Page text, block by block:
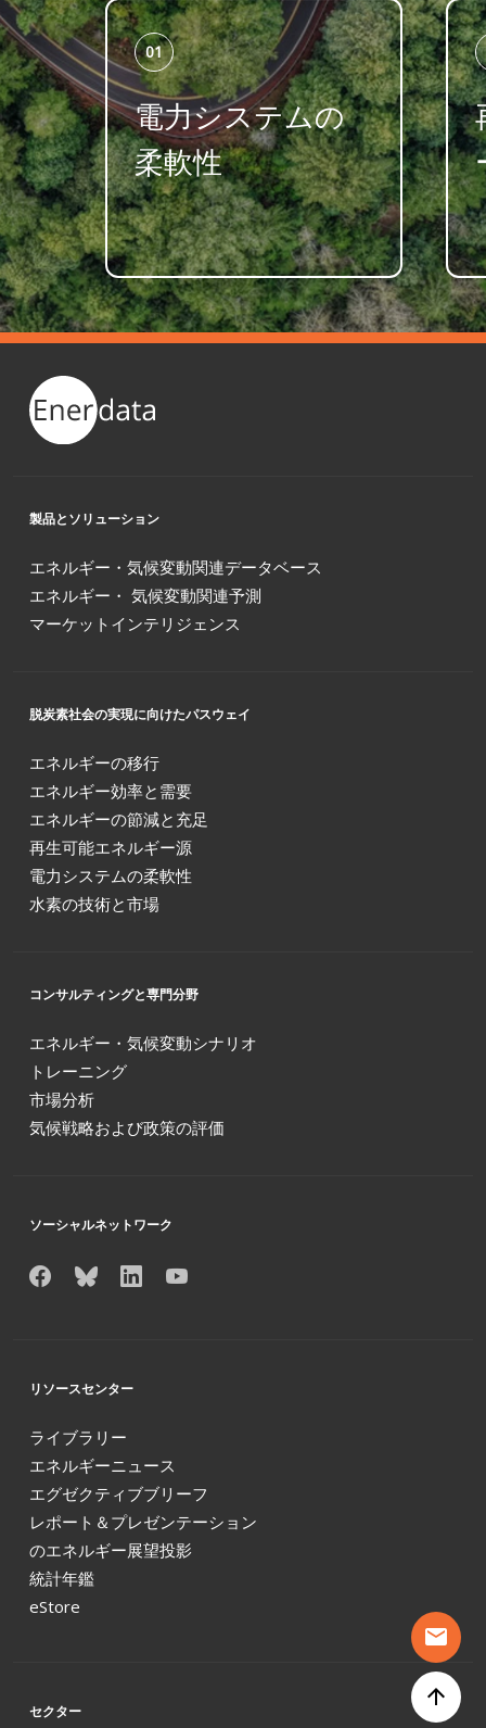
mail
arrow_upward
01
電力システムの
柔軟性
製品とソリューション
エネルギー・気候変動関連データベース
エネルギー・ 気候変動関連予測
マーケットインテリジェンス
脱炭素社会の実現に向けたパスウェイ
エネルギーの移行
エネルギー効率と需要
エネルギーの節減と充足
再生可能エネルギー源
電力システムの柔軟性
水素の技術と市場
コンサルティングと専門分野
エネルギー・気候変動シナリオ
トレーニング
市場分析
気候戦略および政策の評価
ソーシャルネットワーク
リソースセンター
ライブラリー
エネルギーニュース
エグゼクティブブリーフ
レポート＆プレゼンテーション
のエネルギー展望投影
統計年鑑
eStore
セクター